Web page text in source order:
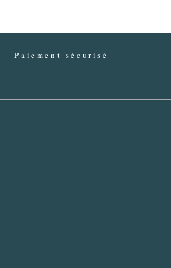
Paiement sécurisé